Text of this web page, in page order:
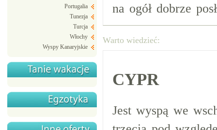
Portugalia
Tunezja
Turcja
Włochy
Wyspy Kanaryjskie
na ogół dobrze
Warto wiedzieć:
CYPR
Jest wyspą we